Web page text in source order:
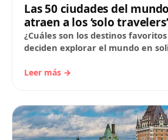
Las 50 ciudades del
atraen a los ‘solo travelers’
¿Cuáles son los destinos
deciden explorar el mundo en
plataforma…
Leer más →